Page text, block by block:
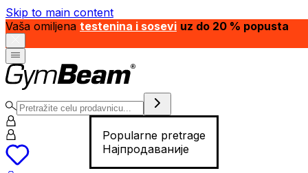
Skip to main content
Vaša omiljena testenina i sosevi uz do 20 % popusta
Popularne pretrage
Најпродаваније